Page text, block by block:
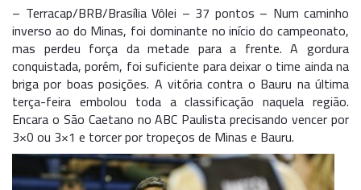
– Terracap/BRB/Brasília Vôlei – 37 pontos – Num caminho
inverso ao do Minas, foi dominante no início do campeonato,
mas perdeu força da metade para a frente. A gordura
conquistada, porém, foi suficiente para deixar o time ainda na
briga por boas posições. A vitória contra o Bauru na última
terça-feira embolou toda a classificação naquela região.
Encara o São Caetano no ABC Paulista precisando vencer por
3×0 ou 3×1 e torcer por tropeços de Minas e Bauru.